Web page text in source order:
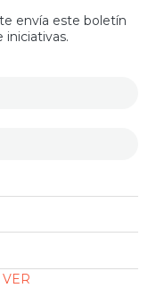
envía este boletín
iniciativas.